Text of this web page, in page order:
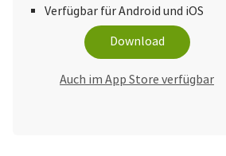
Verfügbar für Android und iOS
Download
Auch im App Store verfügbar